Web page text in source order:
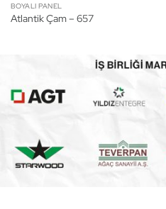
BOYALI PANEL
Atlantik Çam – 657